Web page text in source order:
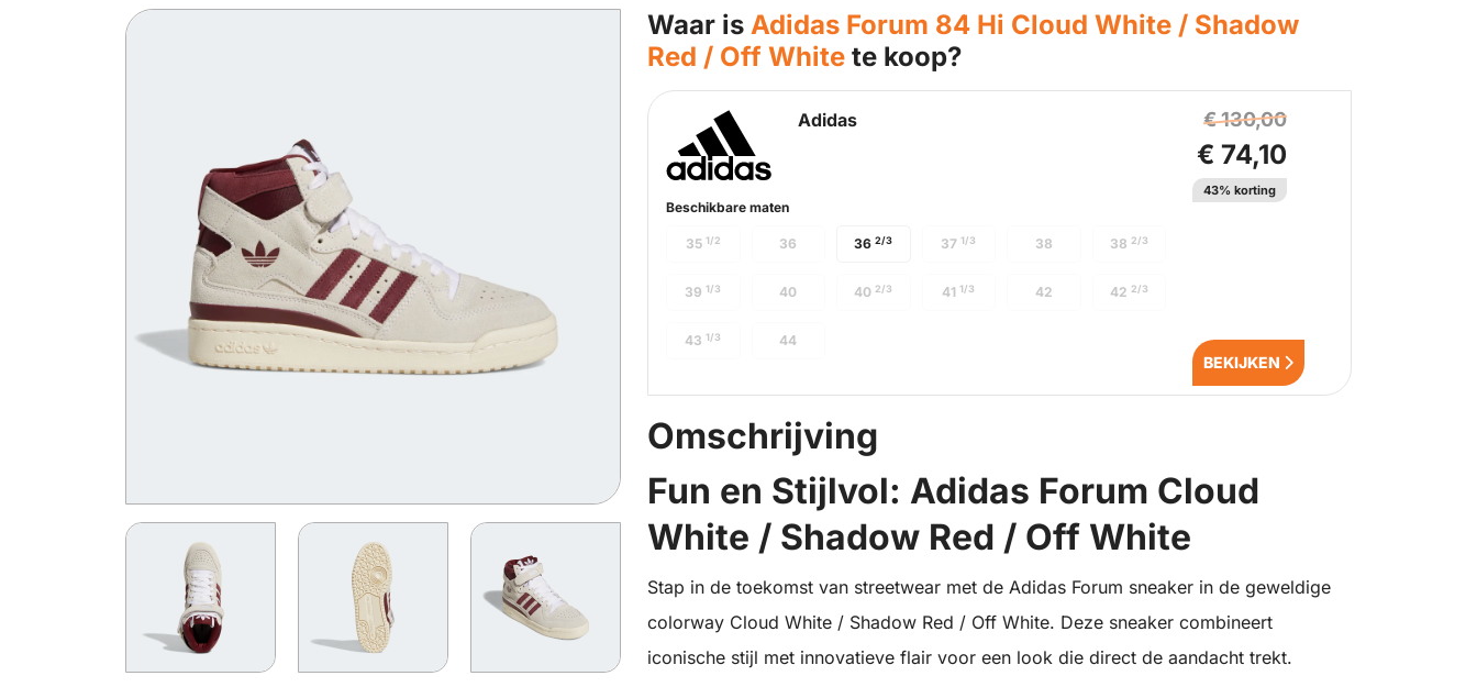
Waar is Adidas Forum 84 Hi Cloud White / Shadow
Red / Off White te koop?
Adidas
Beschikbare maten
362/3
35 1/2 36 371/3 38 38 2/3
391/3 40 402/3 411/3 42 42 2/3
431/3 44
€ 130,00
€ 74,10
43% korting
BEKIJKEN
Omschrijving
Fun en Stijlvol: Adidas Forum Cloud
White / Shadow Red / Off White
Stap in de toekomst van streetwear met de Adidas Forum sneaker in de geweldige
colorway Cloud White / Shadow Red / Off White. Deze sneaker combineert
iconische stijl met innovatieve flair voor een look die direct de aandacht trekt.